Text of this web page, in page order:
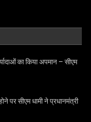
का किया अपमान – सीएम
पर सीएम धामी ने प्रधानमंत्री